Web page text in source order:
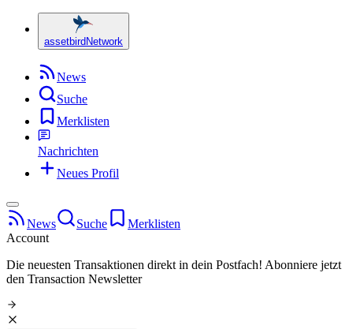
assetbird Network
News
Suche
Merklisten
Nachrichten
Neues Profil
News Suche
Merklisten
Account
Die neuesten Transaktionen direkt in dein Postfach! Abonniere jetzt
den Transaction Newsletter